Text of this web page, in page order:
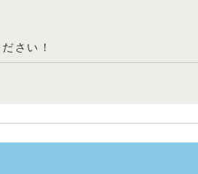
さい！